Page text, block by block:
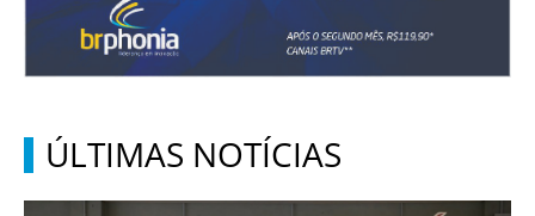
ÚLTIMAS NOTÍCIAS